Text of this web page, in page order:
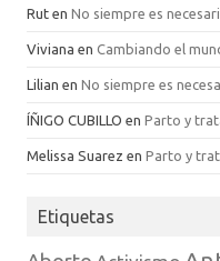
Rut en No siempre es
Viviana en Cambiando el
Lilian en No siempre es
ÍÑIGO CUBILLO en Parto y
Melissa Suarez en Parto y
Etiquetas